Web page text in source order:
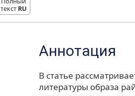
текст RU
Аннотация
В статье
литературы образа